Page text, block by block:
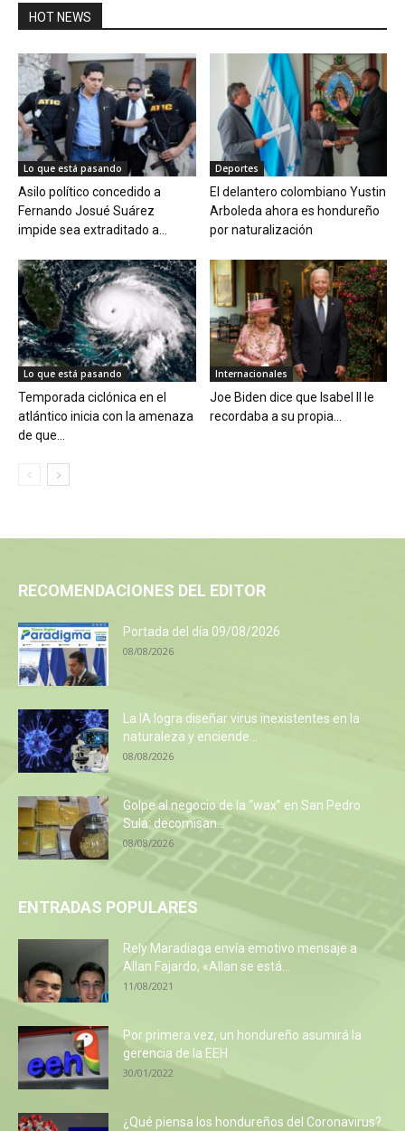
HOT NEWS
Lo que está pasando
Asilo político concedido a
Fernando Josué Suárez
impide sea extraditado a...
Deportes
El delantero colombiano Yustin
Arboleda ahora es hondureño
por naturalización
Lo que está pasando
Temporada ciclónica en el
atlántico inicia con la amenaza
de que...
Internacionales
Joe Biden dice que Isabel II le
recordaba a su propia...
RECOMENDACIONES DEL EDITOR
Portada del día 09/08/2026
08/08/2026
La IA logra diseñar virus inexistentes en la
naturaleza y enciende...
08/08/2026
Golpe al negocio de la “wax” en San Pedro
Sula: decomisan...
08/08/2026
ENTRADAS POPULARES
Rely Maradiaga envía emotivo mensaje a
Allan Fajardo, «Allan se está...
11/08/2021
Por primera vez, un hondureño asumirá la
gerencia de la EEH
30/01/2022
¿Qué piensa los hondureños del Coronavirus?